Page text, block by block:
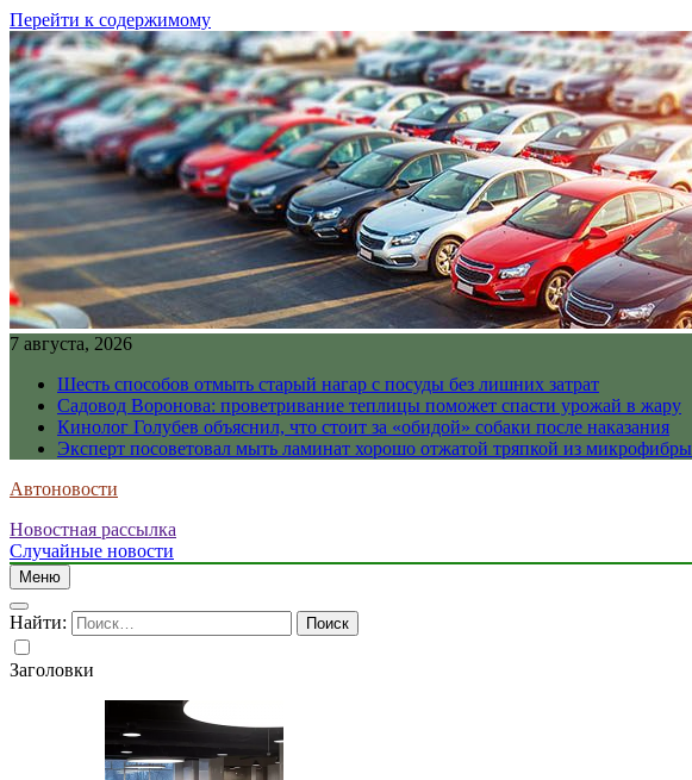
Перейти к содержимому
7 августа, 2026
Шесть способов отмыть старый нагар с посуды без лишних затрат
Садовод Воронова: проветривание теплицы поможет спасти урожай в жару
Кинолог Голубев объяснил, что стоит за «обидой» собаки после наказания
Эксперт посоветовал мыть ламинат хорошо отжатой тряпкой из микрофибры
Автоновости
Новостная рассылка
Случайные новости
Меню
Найти:
Заголовки